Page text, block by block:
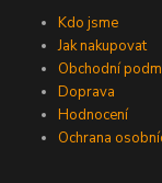
Kdo jsme
Jak nakupovat
Obchodní
Doprava
Hodnocení
Ochrana